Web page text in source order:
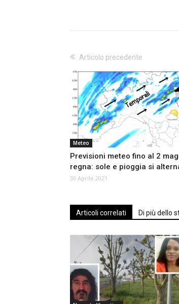
Articolo precedente
Meteo
Previsioni meteo fino al 2
regna: sole e pioggia si
30 Aprile 2021
Articoli correlati Di più dello